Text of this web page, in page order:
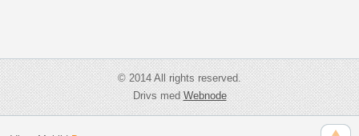
© 2014 All rights reserved.
Drivs medWebnode